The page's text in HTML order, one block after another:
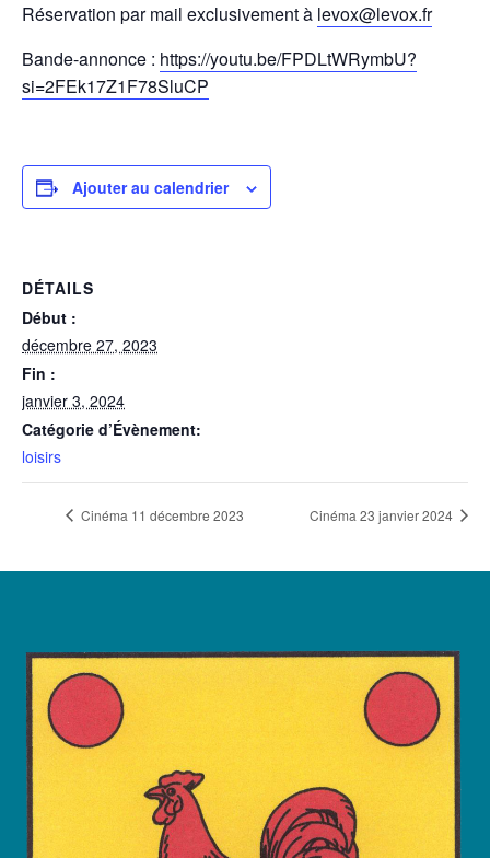
Réservation par mail exclusivement à levox@levox.fr
Bande-annonce : https://youtu.be/FPDLtWRymbU?
si=2FEk17Z1F78SluCP
Ajouter au calendrier
DÉTAILS
Début :
décembre 27, 2023
Fin :
janvier 3, 2024
Catégorie d’Évènement:
loisirs
Cinéma 11 décembre 2023 Cinéma 23 janvier 2024